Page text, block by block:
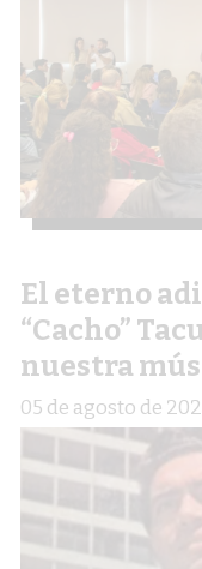
El eterno
“Cacho”
nuestra
05 de agosto de